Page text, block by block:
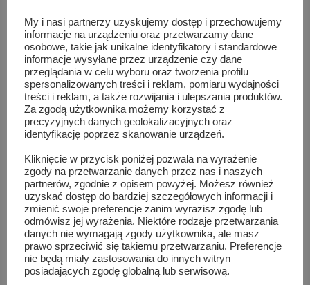
Podobne wpisy
My i nasi partnerzy uzyskujemy dostęp i przechowujemy
informacje na urządzeniu oraz przetwarzamy dane
osobowe, takie jak unikalne identyfikatory i standardowe
informacje wysyłane przez urządzenie czy dane
przeglądania w celu wyboru oraz tworzenia profilu
spersonalizowanych treści i reklam, pomiaru wydajności
treści i reklam, a także rozwijania i ulepszania produktów.
Za zgodą użytkownika możemy korzystać z
precyzyjnych danych geolokalizacyjnych oraz
identyfikację poprzez skanowanie urządzeń.
Kliknięcie w przycisk poniżej pozwala na wyrażenie
zgody na przetwarzanie danych przez nas i naszych
partnerów, zgodnie z opisem powyżej. Możesz również
uzyskać dostęp do bardziej szczegółowych informacji i
zmienić swoje preferencje zanim wyrazisz zgodę lub
odmówisz jej wyrażenia. Niektóre rodzaje przetwarzania
danych nie wymagają zgody użytkownika, ale masz
prawo sprzeciwić się takiemu przetwarzaniu. Preferencje
nie będą miały zastosowania do innych witryn
posiadających zgodę globalną lub serwisową.